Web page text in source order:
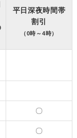
平日深夜時間帯
割引
（0時～4時）
〇
〇